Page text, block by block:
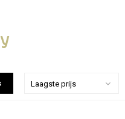
Laagste prijs